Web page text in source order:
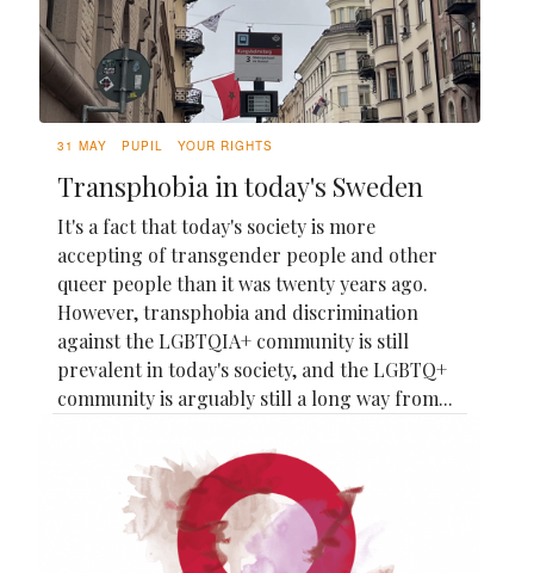
31 MAY PUPIL YOUR RIGHTS
Transphobia in today's Sweden
It's a fact that today's society is more
accepting of transgender people and other
queer people than it was twenty years ago.
However, transphobia and discrimination
against the LGBTQIA+ community is still
prevalent in today's society, and the LGBTQ+
community is arguably still a long way from...